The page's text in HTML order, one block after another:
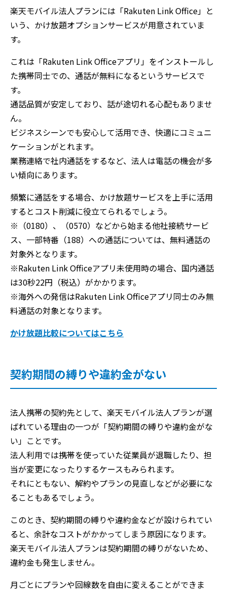
楽天モバイル法人プランには「Rakuten Link Office」と
いう、かけ放題オプションサービスが用意されていま
す。
これは「Rakuten Link Officeアプリ」をインストールし
た携帯同士での、通話が無料になるというサービスで
す。
通話品質が安定しており、話が途切れる心配もありませ
ん。
ビジネスシーンでも安心して活用でき、快適にコミュニ
ケーションがとれます。
業務連絡で社内通話をするなど、法人は電話の機会が多
い傾向にあります。
頻繁に通話をする場合、かけ放題サービスを上手に活用
するとコスト削減に役立てられるでしょう。
※（0180）、（0570）などから始まる他社接続サービ
ス、一部特番（188）への通話については、無料通話の
対象外となります。
※Rakuten Link Officeアプリ未使用時の場合、国内通話
は30秒22円（税込）がかかります。
※海外への発信はRakuten Link Officeアプリ同士のみ無
料通話の対象となります。
かけ放題比較についてはこちら
契約期間の縛りや違約金がない
法人携帯の契約先として、楽天モバイル法人プランが選
ばれている理由の一つが「契約期間の縛りや違約金がな
い」ことです。
法人利用では携帯を使っていた従業員が退職したり、担
当が変更になったりするケースもみられます。
それにともない、解約やプランの見直しなどが必要にな
ることもあるでしょう。
このとき、契約期間の縛りや違約金などが設けられてい
ると、余計なコストがかかってしまう原因になります。
楽天モバイル法人プランは契約期間の縛りがないため、
違約金も発生しません。
月ごとにプランや回線数を自由に変えることができま